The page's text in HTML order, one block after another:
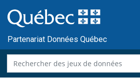
au
contenu
Partenariat Données Québec